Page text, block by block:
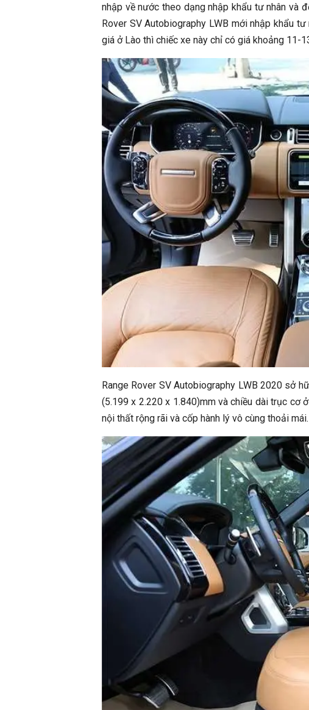
nhập về nước theo dạng nhập khẩu tư nhân và
Rover SV Autobiography LWB mới nhập khẩu
giá ở Lào thì chiếc xe này chỉ có giá khoảng 11-
Range Rover SV Autobiography LWB 2020 sở
(5.199 x 2.220 x 1.840)mm và chiều dài trục cơ
nội thất rộng rãi và cốp hành lý vô cùng thoải mái.